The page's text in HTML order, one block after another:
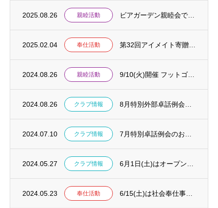
2025.08.26 親睦活動 ビアガーデン親睦会で一緒にエンジョイしよう！
2025.02.04 奉仕活動 第32回アイメイト寄贈チャリティゴルフ大会のお知らせ
2024.08.26 親睦活動 9/10(火)開催 フットゴルフ親睦会 in栃木小山
2024.08.26 クラブ情報 8月特別外部卓話例会のお知らせ
2024.07.10 クラブ情報 7月特別卓話例会のお知らせ
2024.05.27 クラブ情報 6月1日(土)はオープン移動例会！〜埼玉をもっと知ろう！〜
2024.05.23 奉仕活動 6/15(土)は社会奉仕事業〜自分で作ろうチョイ足し料理教室〜